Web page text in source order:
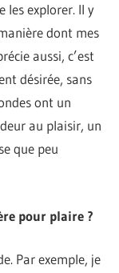
les explorer. Il y
dont mes
aussi, c’est
désirée, sans
ont un
au plaisir, un
que peu
pour plaire ?
Par exemple, je